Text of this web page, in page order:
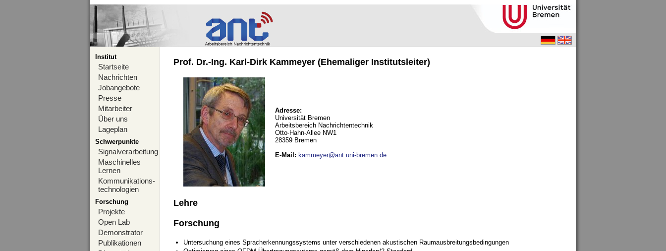
Institut
Startseite
Nachrichten
Jobangebote
Presse
Mitarbeiter
Über uns
Lageplan
Schwerpunkte
Signalverarbeitung
Maschinelles
Lernen
Kommunikations-
technologien
Forschung
Projekte
Open Lab
Demonstrator
Publikationen
Prof. Dr.-Ing. Karl-Dirk Kammeyer (Ehemaliger Institutsleiter)
Adresse:
Universität Bremen
Arbeitsbereich Nachrichtentechnik
Otto-Hahn-Allee NW1
28359 Bremen
E-Mail : kammeyer@ant.uni-bremen.de
Lehre
Forschung
Untersuchung eines Spracherkennungssystems unter verschiedenen akustischen Raumausbreitungsbedingungen